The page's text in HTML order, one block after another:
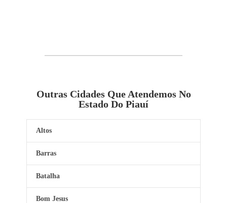
Outras Cidades Que Atendemos No
Estado Do Piauí
Altos
Barras
Batalha
Bom Jesus